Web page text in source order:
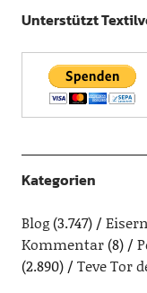
Unterstützt
Kategorien
Blog(3.747)
Kommentar(8)
(2.890)
Teve Tor